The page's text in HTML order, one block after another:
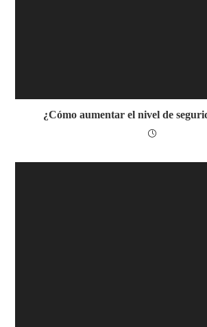
¿Cómo aumentar el nivel de